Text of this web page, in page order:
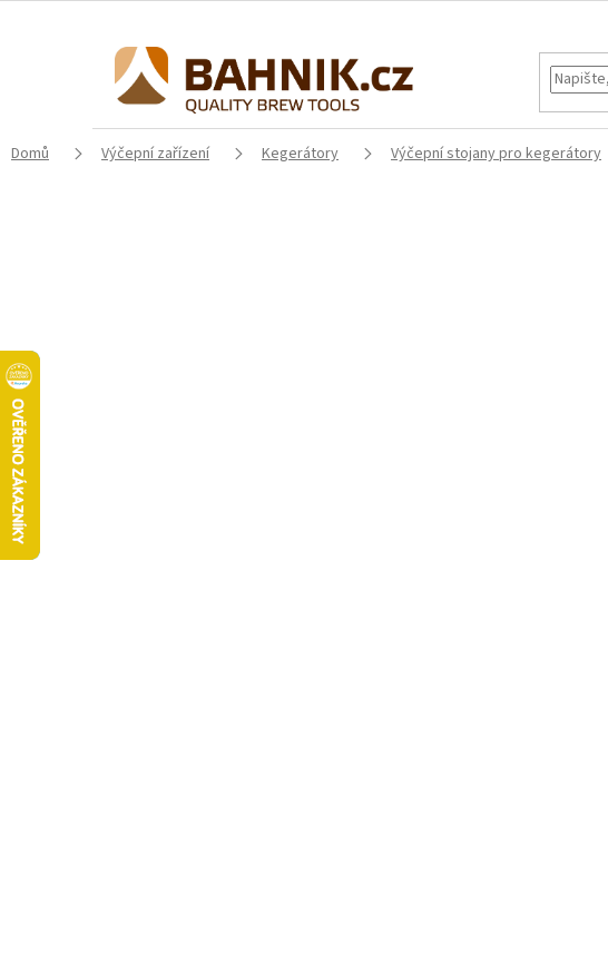
Domů Výčepní zařízení Kegerátory Výčepní stojany pro kegerátory